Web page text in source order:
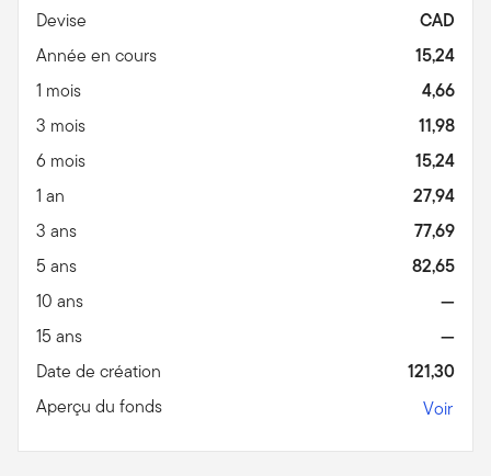
Devise
CAD
Année en cours
15,24
1 mois
4,66
3 mois
11,98
6 mois
15,24
1 an
27,94
3 ans
77,69
5 ans
82,65
10 ans
—
15 ans
—
Date de création
121,30
Aperçu du fonds
Voir